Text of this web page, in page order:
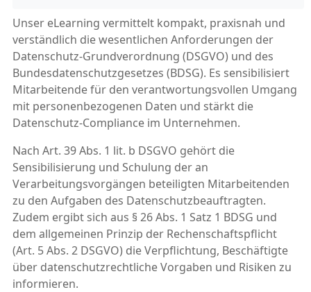
Unser eLearning vermittelt kompakt, praxisnah und
verständlich die wesentlichen Anforderungen der
Datenschutz-Grundverordnung (DSGVO) und des
Bundesdatenschutzgesetzes (BDSG). Es sensibilisiert
Mitarbeitende für den verantwortungsvollen Umgang
mit personenbezogenen Daten und stärkt die
Datenschutz-Compliance im Unternehmen.
Nach Art. 39 Abs. 1 lit. b DSGVO gehört die
Sensibilisierung und Schulung der an
Verarbeitungsvorgängen beteiligten Mitarbeitenden
zu den Aufgaben des Datenschutzbeauftragten.
Zudem ergibt sich aus § 26 Abs. 1 Satz 1 BDSG und
dem allgemeinen Prinzip der Rechenschaftspflicht
(Art. 5 Abs. 2 DSGVO) die Verpflichtung, Beschäftigte
über datenschutzrechtliche Vorgaben und Risiken zu
informieren.